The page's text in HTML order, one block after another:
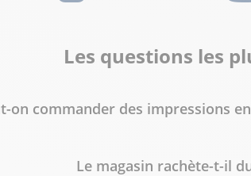
Les questions les
on commander des impressions
Le magasin rachète-t-il